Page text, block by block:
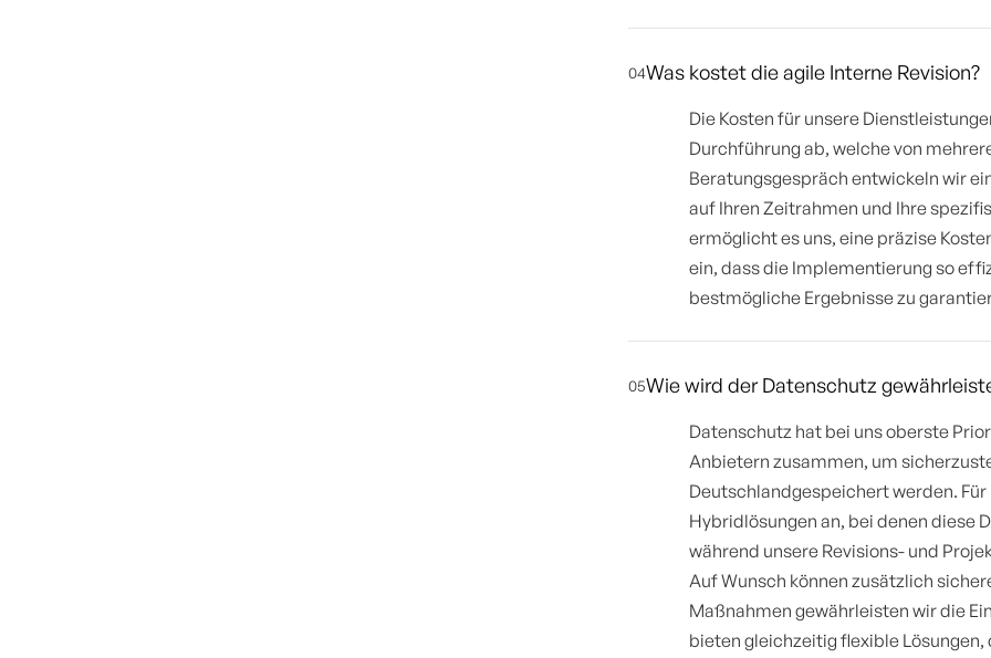
04Was kostet die agile Interne Revision?
Die Kosten für unsere
Durchführung ab, welche von
Beratungsgespräch entwickeln wir
auf Ihren Zeitrahmen und Ihre
ermöglicht es uns, eine präzise
ein, dass die Implementierung so
bestmögliche Ergebnisse zu
05Wie wird der Datenschutz
Datenschutz hat bei uns oberste
Anbietern zusammen, um
Deutschlandgespeichert werden.
Hybridlösungen an, bei denen diese
während unsere Revisions- und
Auf Wunsch können zusätzlich
Maßnahmen gewährleisten wir die
bieten gleichzeitig flexible